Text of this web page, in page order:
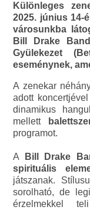
Különleges
2025. június 14-
városunkba
Bill Drake
Gyülekezet
eseménynek,
A zenekar
adott
dinamikus
mellett
programot.
A Bill Drake
spirituális
játszanak.
sorolható, de
érzelmekkel